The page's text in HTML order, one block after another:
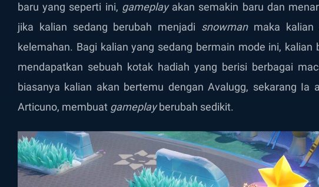
baru yang seperti ini, gameplayakan semakin baru dan
jika kalian sedang berubah menjadi snowmanmaka kalian
kelemahan. Bagi kalian yang sedang bermain mode ini, kalian
mendapatkan sebuah kotak hadiah yang berisi berbagai
biasanya kalian akan bertemu dengan Avalugg, sekarang Ia
Articuno, membuat gameplayberubah sedikit.